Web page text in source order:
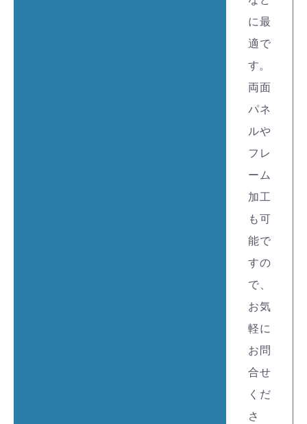
に最
適で
す。
両面
パネ
ルや
フレ
ーム
加工
も可
能で
すの
で、
お気
軽に
お問
合せ
くだ
さ